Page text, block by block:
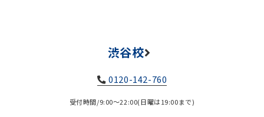
渋谷校
0120-142-760
受付時間/9:00～22:00(日曜は19:00まで)